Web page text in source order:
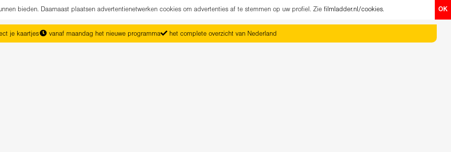
OK
bieden. Daarnaast plaatsen advertentienetwerken cookies om advertenties af te stemmen op uw profiel. Zie filmladder.nl/cookies.
je kaartjes vanaf maandag het nieuwe programma het complete overzicht van Nederland